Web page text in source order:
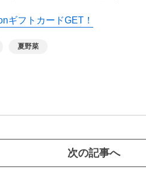
ギフトカードGET！
夏野菜
次の記事へ